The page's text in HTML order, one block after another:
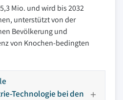
Mio. und wird bis 2032
unterstützt von der
Bevölkerung und
von Knochen-bedingten
Technologie bei den